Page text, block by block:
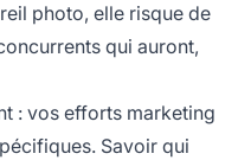
photo, elle risque de
qui auront,
: vos efforts marketing
Savoir qui